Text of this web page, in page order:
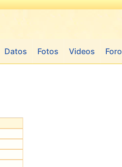
Datos Fotos Videos Foro